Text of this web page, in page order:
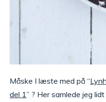
Måske I læste med på “
del 1” ? Her samlede jeg